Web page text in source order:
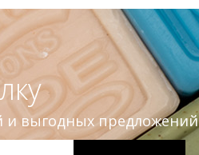
и выгодных предложений